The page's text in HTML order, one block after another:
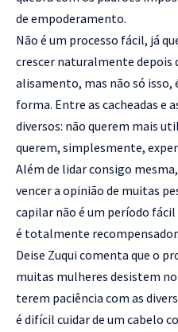
de empoderamento.
Não é um processo fácil, já
crescer naturalmente depois
alisamento, mas não só isso,
forma. Entre as cacheadas e
diversos: não querem mais
querem, simplesmente,
Além de lidar consigo
vencer a opinião de muitas
capilar não é um período
é totalmente recompensador.
Deise Zuqui comenta que o
muitas mulheres desistem
terem paciência com as
é difícil cuidar de um cabelo